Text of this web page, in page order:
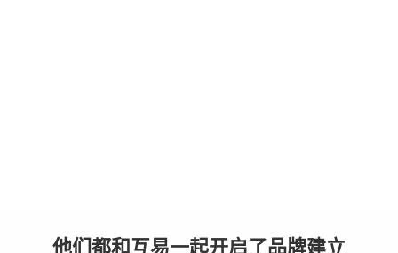
他们都和互易一起开启了品牌建立